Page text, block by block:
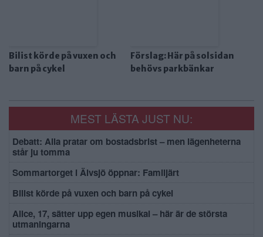
Bilist körde på vuxen och
barn på cykel
Förslag: Här på solsidan
behövs parkbänkar
MEST LÄSTA JUST NU:
Debatt: Alla pratar om bostadsbrist – men lägenheterna
står ju tomma
Sommartorget i Älvsjö öppnar: Familjärt
Bilist körde på vuxen och barn på cykel
Alice, 17, sätter upp egen musikal – här är de största
utmaningarna